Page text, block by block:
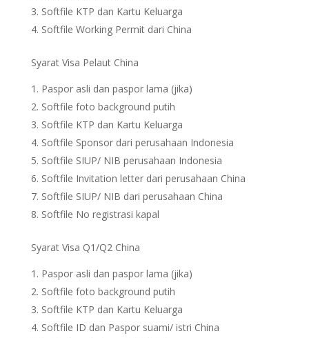
Softfile KTP dan Kartu Keluarga
Softfile Working Permit dari China
Syarat Visa Pelaut China
Paspor asli dan paspor lama (jika)
Softfile foto background putih
Softfile KTP dan Kartu Keluarga
Softfile Sponsor dari perusahaan Indonesia
Softfile SIUP/ NIB perusahaan Indonesia
Softfile Invitation letter dari perusahaan China
Softfile SIUP/ NIB dari perusahaan China
Softfile No registrasi kapal
Syarat Visa Q1/Q2 China
Paspor asli dan paspor lama (jika)
Softfile foto background putih
Softfile KTP dan Kartu Keluarga
Softfile ID dan Paspor suami/ istri China